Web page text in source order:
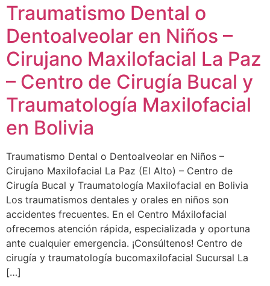
Traumatismo Dental o
Dentoalveolar en Niños –
Cirujano Maxilofacial La Paz
– Centro de Cirugía Bucal y
Traumatología Maxilofacial
en Bolivia
Traumatismo Dental o Dentoalveolar en Niños –
Cirujano Maxilofacial La Paz (El Alto) – Centro de
Cirugía Bucal y Traumatología Maxilofacial en Bolivia
Los traumatismos dentales y orales en niños son
accidentes frecuentes. En el Centro Máxilofacial
ofrecemos atención rápida, especializada y oportuna
ante cualquier emergencia. ¡Consúltenos! Centro de
cirugía y traumatología bucomaxilofacial Sucursal La
[…]